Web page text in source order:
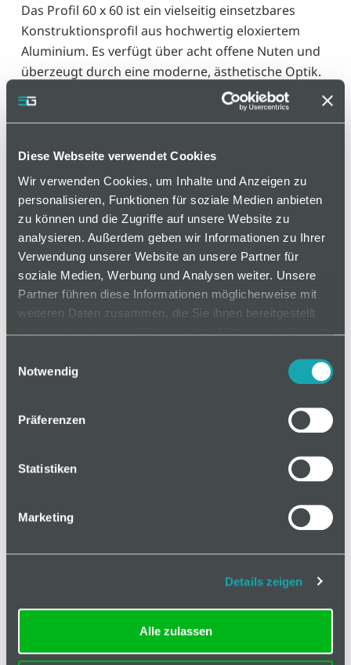
Diese Webseite verwendet Cookies
Wir verwenden Cookies, um Inhalte und Anzeigen zu
personalisieren, Funktionen für soziale Medien anbieten
zu können und die Zugriffe auf unsere Website zu
analysieren. Außerdem geben wir Informationen zu Ihrer
Verwendung unserer Website an unsere Partner für
soziale Medien, Werbung und Analysen weiter. Unsere
Partner führen diese Informationen möglicherweise mit
weiteren Daten zusammen, die Sie ihnen bereitgestellt
haben oder die sie im Rahmen Ihrer Nutzung der Dienste
Notwendig
Präferenzen
Statistiken
Marketing
Details zeigen
Alle zulassen
Das Profil 60 x 60 ist ein vielseitig einsetzbares
Konstruktionsprofil aus hochwertig eloxiertem
Aluminium. Es verfügt über acht offene Nuten und
überzeugt durch eine moderne, ästhetische Optik.
Die klare Linienführung und anodisierte Oberfläche
verleihen ihm ein elegantes, zeitloses Design – eine
Langlebigkeit und ansprechendem Aussehen für
anspruchsvolle technische Anwendungen.
Varianten
auf Anfrage
Technische Spezifikation
Anordnung
A, B, C, D, E, F, G, H